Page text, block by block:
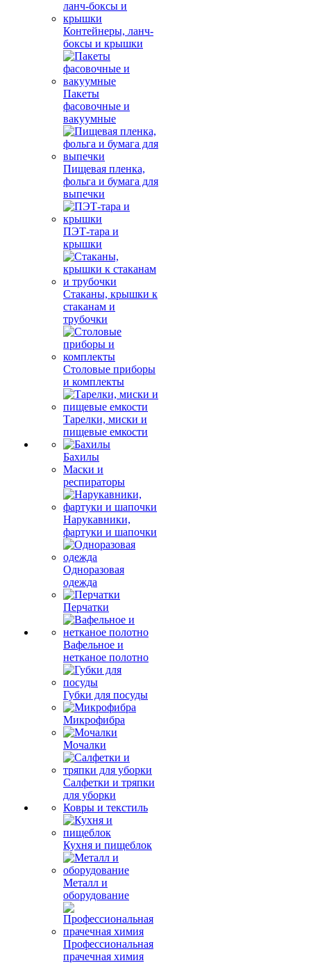
Контейнеры, ланч-
боксы и крышки
Пакеты
фасовочные и
вакуумные
Пищевая пленка,
фольга и бумага для
выпечки
ПЭТ-тара и
крышки
Стаканы, крышки к
стаканам и
трубочки
Столовые приборы
и комплекты
Тарелки, миски и
пищевые емкости
Бахилы
Маски и
респираторы
Нарукавники,
фартуки и шапочки
Одноразовая
одежда
Перчатки
Вафельное и
нетканое полотно
Губки для посуды
Микрофибра
Мочалки
Салфетки и тряпки
для уборки
Ковры и текстиль
Кухня и пищеблок
Металл и
оборудование
Профессиональная
прачечная химия